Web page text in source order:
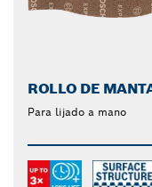
ROLLO DE
Para lijado a mano